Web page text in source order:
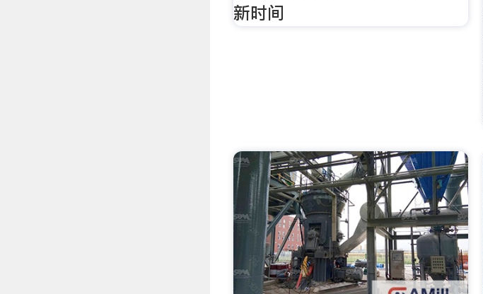
新时间